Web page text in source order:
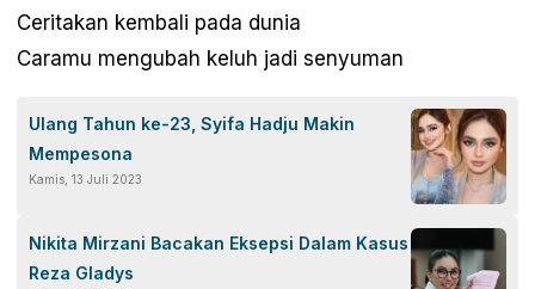
Ceritakan kembali pada dunia
Caramu mengubah keluh jadi senyuman
Ulang Tahun ke-23, Syifa Hadju Makin
Mempesona
Kamis, 13 Juli 2023
Nikita Mirzani Bacakan Eksepsi Dalam Kasus
Reza Gladys